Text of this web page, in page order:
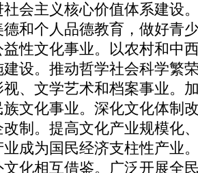
会主义核心价值体系建设
和个人品德教育，做好青
性文化事业。以农村和中
设。推动哲学社会科学繁
、文学艺术和档案事业。
文化事业。深化文化体制
制。提高文化产业规模化
成为国民经济支柱性产业
化相互借鉴。广泛开展全